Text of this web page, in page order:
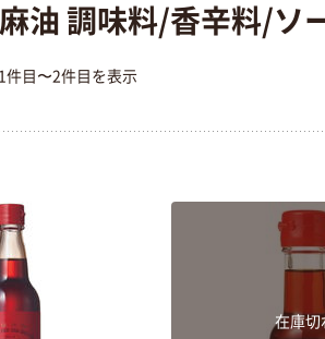
油 調味料/香辛料/ソ
1件目〜2件目を表示
在庫切